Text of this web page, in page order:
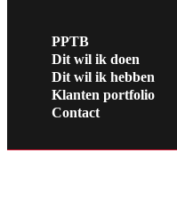
PPTB
Dit wil ik doen
Dit wil ik hebben
Klanten portfolio
Contact